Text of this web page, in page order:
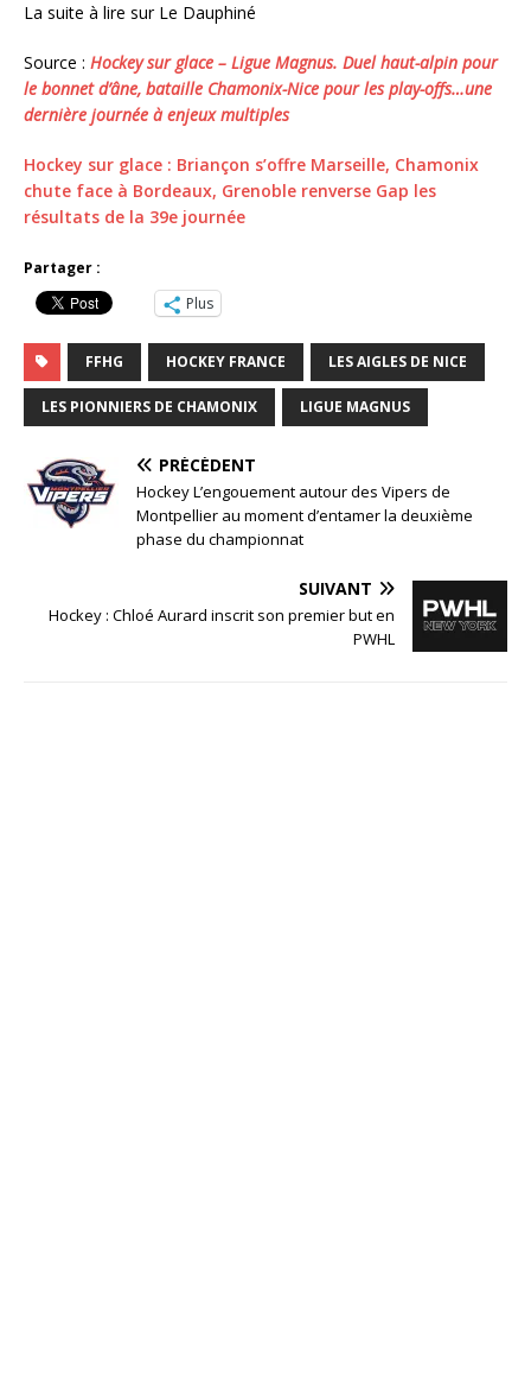
La suite à lire sur Le Dauphiné
Source : Hockey sur glace – Ligue Magnus. Duel haut-alpin pour
le bonnet d’âne, bataille Chamonix-Nice pour les play-offs…une
dernière journée à enjeux multiples
Hockey sur glace : Briançon s’offre Marseille, Chamonix
chute face à Bordeaux, Grenoble renverse Gap les
résultats de la 39e journée
Partager :
Plus
FFHG HOCKEY FRANCE LES AIGLES DE NICE
LES PIONNIERS DE CHAMONIX LIGUE MAGNUS
PRÉCÉDENT
Hockey L’engouement autour des Vipers de
Montpellier au moment d’entamer la deuxième
phase du championnat
SUIVANT
Hockey : Chloé Aurard inscrit son premier but en
PWHL